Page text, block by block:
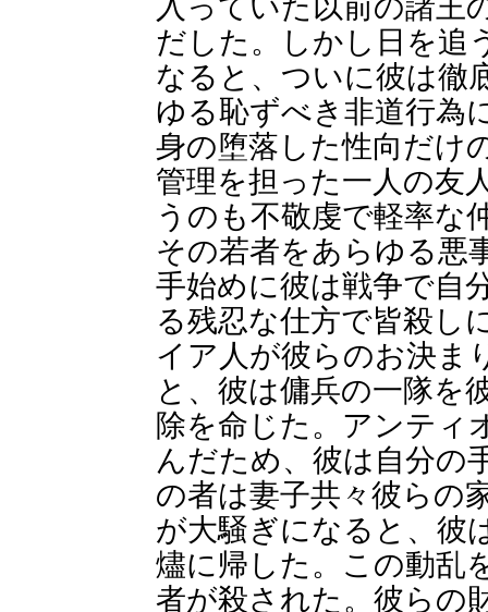
入っていた以前の諸王
だした。しかし日を追
なると、ついに彼は徹
ゆる恥ずべき非道行為
身の堕落した性向だけ
管理を担った一人の友
うのも不敬虔で軽率な
その若者をあらゆる悪
手始めに彼は戦争で自
る残忍な仕方で皆殺し
イア人が彼らのお決ま
と、彼は傭兵の一隊を
除を命じた。アンティ
んだため、彼は自分の
の者は妻子共々彼らの
が大騒ぎになると、彼
燼に帰した。この動乱
者が殺された。彼らの